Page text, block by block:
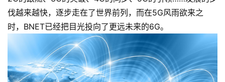
伐越来越快，逐步走在了世界前列，而在5G风雨欲来之
时，BNET已经把目光投向了更远未来的6G。